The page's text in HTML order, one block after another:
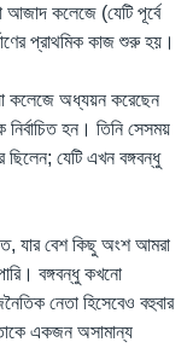
আজাদ কলেজে (যেটি পূর্বে
প্রাথমিক কাজ শুরু হয়।
কলেজে অধ্যয়ন করেছেন
হন। তিনি সেসময়
যেটি এখন বঙ্গবন্ধু
যার বেশ কিছু অংশ আমরা
বঙ্গবন্ধু কখনো
নেতা হিসেবেও বহুবার
একজন অসামান্য